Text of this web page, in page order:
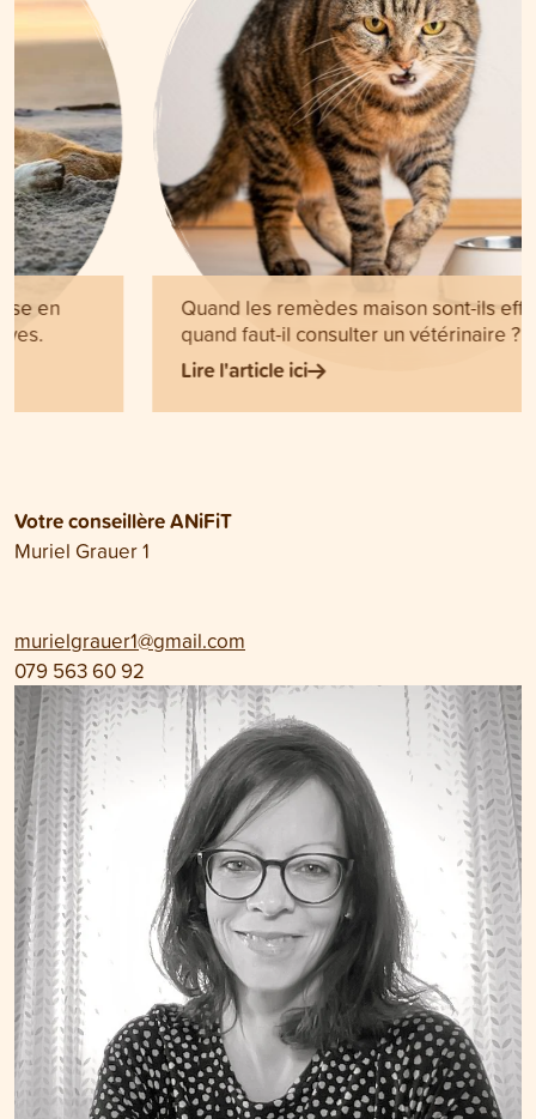
Quand les remèdes maison sont-ils efficaces et
quand faut-il consulter un vétérinaire ?
Votre conseillère ANiFiT
Muriel Grauer 1
murielgrauer1@gmail.com
079 563 60 92